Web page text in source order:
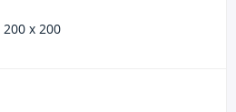
200 x 200